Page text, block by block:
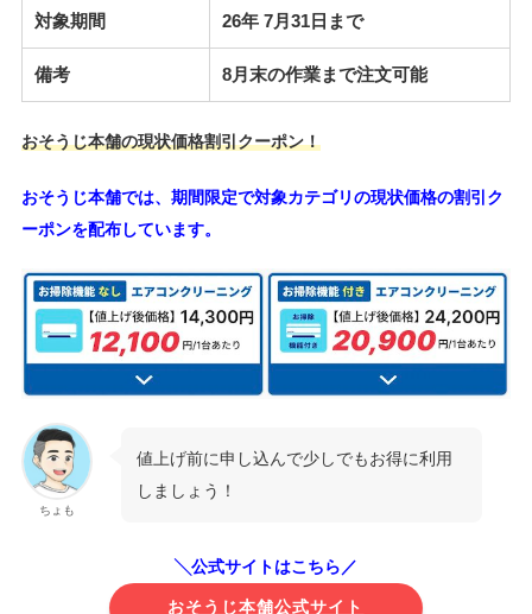
対象期間 26年 7月31日まで
備考 8月末の作業まで注文可能
おそうじ本舗の現状価格割引クーポン！
おそうじ本舗では、期間限定で対象カテゴリの現状価格の割引ク
ーポンを配布しています。
ちょも
値上げ前に申し込んで少しでもお得に利用
しましょう！
╲公式サイトはこちら／
おそうじ本舗公式サイト